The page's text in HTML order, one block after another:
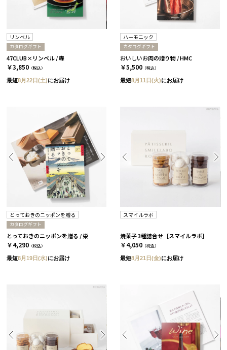
リンベル
カタログギフト
47CLUB×リンベル / 森
￥3,850 （税込）
最短8月22日(土)にお届け
ハーモニック
カタログギフト
おいしいお肉の贈り物 / HMC
￥5,500 （税込）
最短8月11日(火)にお届け
とっておきのニッポンを贈る
カタログギフト
とっておきのニッポンを贈る / 栄
￥4,290 （税込）
最短8月19日(水)にお届け
スマイルラボ
焼菓子 3種詰合せ［スマイルラボ］
￥4,050 （税込）
最短8月21日(金)にお届け